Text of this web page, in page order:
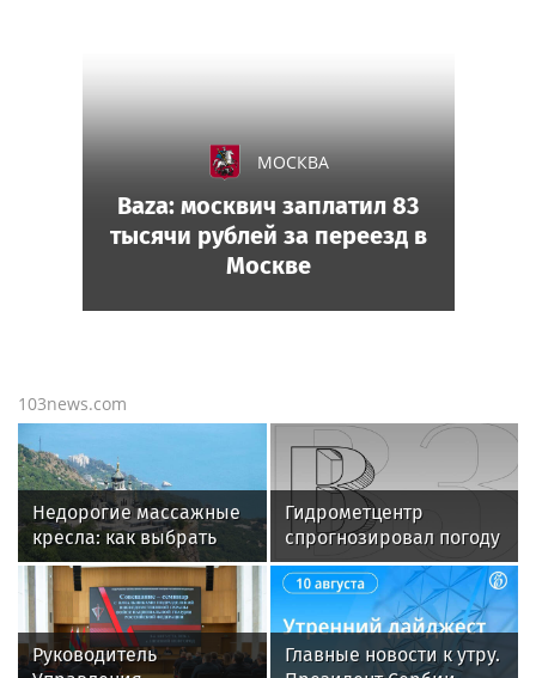
103news.com
Недорогие массажные
кресла: как выбрать
надежную модель
Гидрометцентр
спрогнозировал погоду
без дождя в Москве
Руководитель
Главные новости к утру.
МОСКВА
Baza: москвич заплатил 83
тысячи рублей за переезд в
Москве